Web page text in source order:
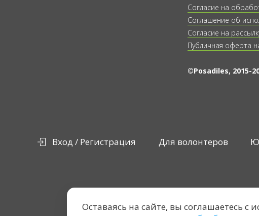
Согласие на
Соглашение об
Согласие на
Публичная оферта
©Posadiles, 2015-
Вход / Регистрация Для волонтеров
Оставаясь на сайте, вы соглашаетесь с